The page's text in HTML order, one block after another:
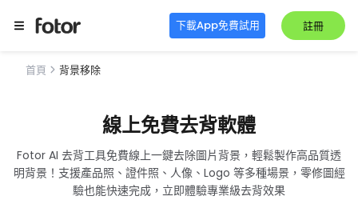
下載App免費試用 註冊
首頁 背景移除
線上免費去背軟體
Fotor AI 去背工具免費線上一鍵去除圖片背景，輕鬆製作高品質透
明背景！支援產品照、證件照、人像、Logo 等多種場景，零修圖經
驗也能快速完成，立即體驗專業級去背效果